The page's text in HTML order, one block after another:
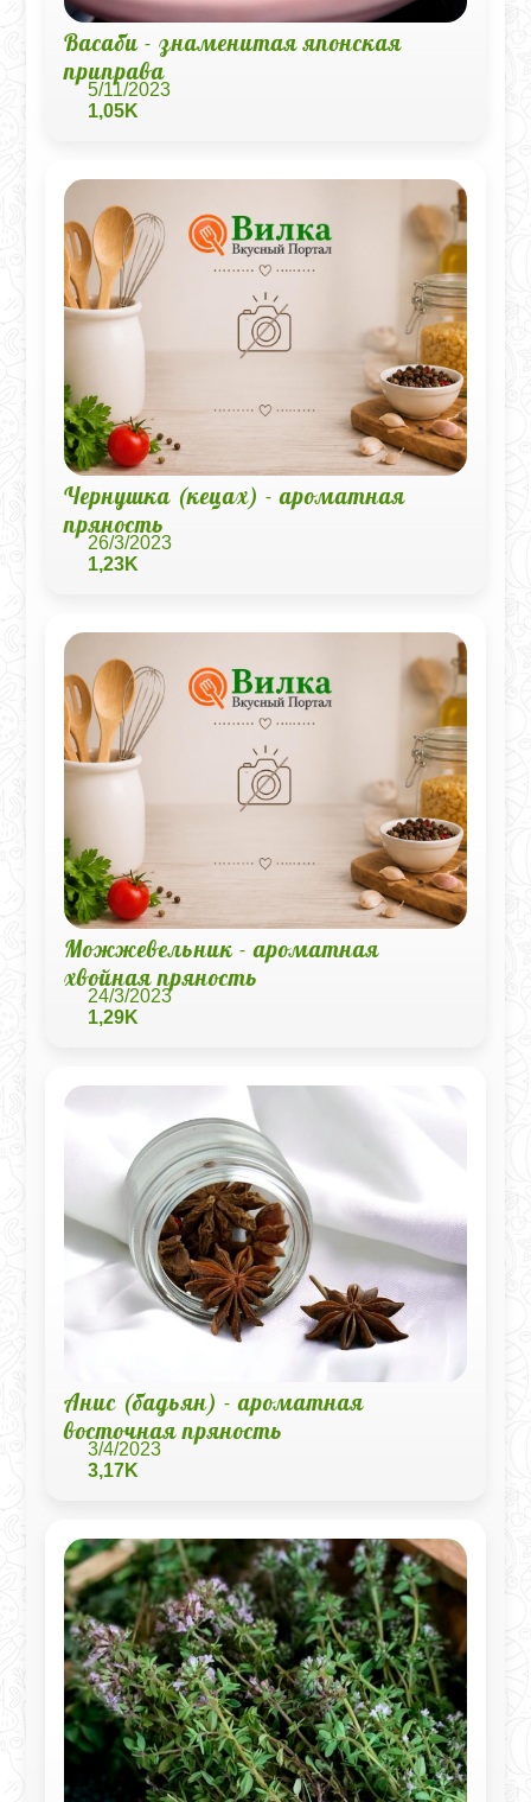
Васаби - знаменитая японская
приправа
5/11/2023
1,05K
Чернушка (кецах) - ароматная
пряность
26/3/2023
1,23K
Можжевельник - ароматная
хвойная пряность
24/3/2023
1,29K
Анис (бадьян) - ароматная
восточная пряность
3/4/2023
3,17K